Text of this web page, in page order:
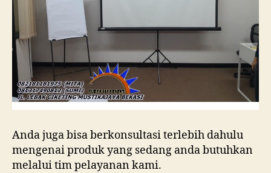
Anda juga bisa berkonsultasi terlebih dahulu
mengenai produk yang sedang anda butuhkan
melalui tim pelayanan kami.